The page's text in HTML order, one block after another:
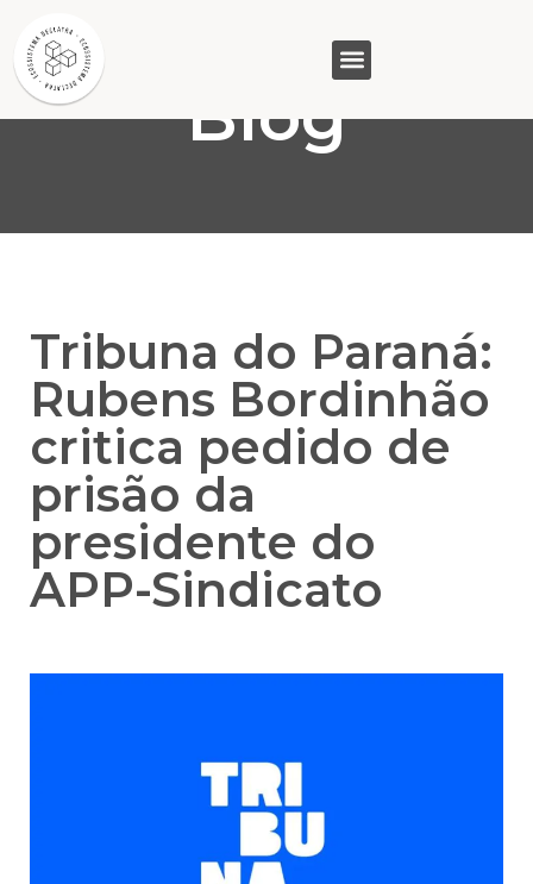
Blog
Tribuna do Paraná:
Rubens Bordinhão
critica pedido de
prisão da
presidente do
APP-Sindicato